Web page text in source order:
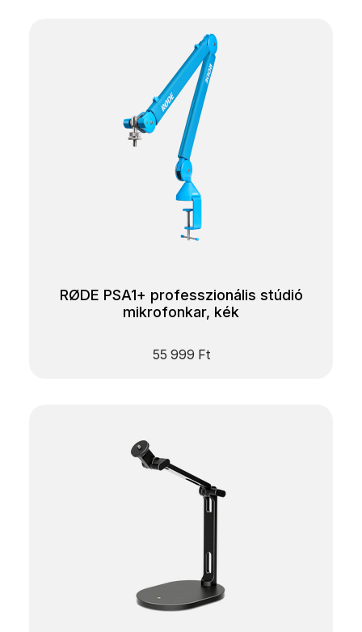
RØDE PSA1+ professzionális stúdió
mikrofonkar, kék
55 999 Ft